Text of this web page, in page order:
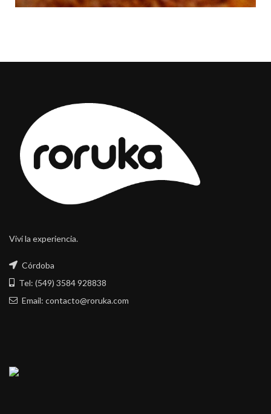
Viví la experiencia.
Córdoba
Tel: (549) 3584 928838
Email: contacto@roruka.com